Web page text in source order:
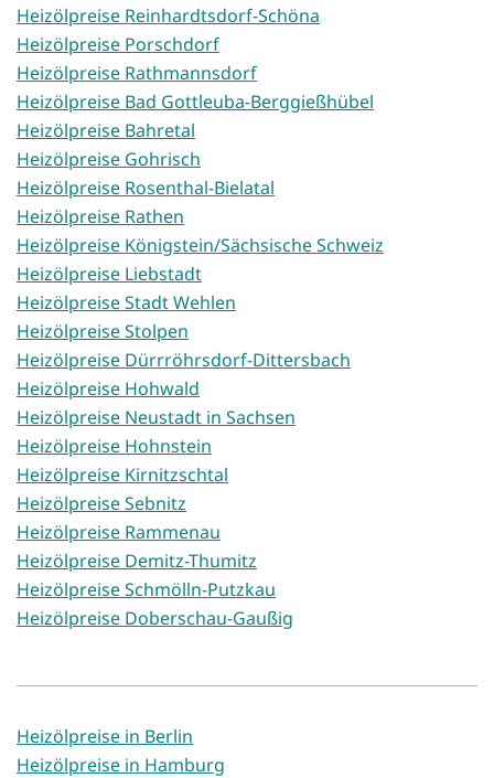
Heizölpreise Reinhardtsdorf-Schöna
Heizölpreise Porschdorf
Heizölpreise Rathmannsdorf
Heizölpreise Bad Gottleuba-Berggießhübel
Heizölpreise Bahretal
Heizölpreise Gohrisch
Heizölpreise Rosenthal-Bielatal
Heizölpreise Rathen
Heizölpreise Königstein/Sächsische Schweiz
Heizölpreise Liebstadt
Heizölpreise Stadt Wehlen
Heizölpreise Stolpen
Heizölpreise Dürrröhrsdorf-Dittersbach
Heizölpreise Hohwald
Heizölpreise Neustadt in Sachsen
Heizölpreise Hohnstein
Heizölpreise Kirnitzschtal
Heizölpreise Sebnitz
Heizölpreise Rammenau
Heizölpreise Demitz-Thumitz
Heizölpreise Schmölln-Putzkau
Heizölpreise Doberschau-Gaußig
Heizölpreise in Berlin
Heizölpreise in Hamburg